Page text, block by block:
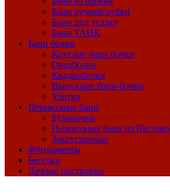
Бани ручной рубки
Бани под усадку
Бани ТАНК
Бани бочки
Круглые бани бочки
Овалбочки
Квадробочки
Выпуклые бани-бочки
Улитка
Перевозные бани
Буханочки
Перевозные бани из Пестово
Закругленные
Фундаменты
Беседки
Дачные постройки